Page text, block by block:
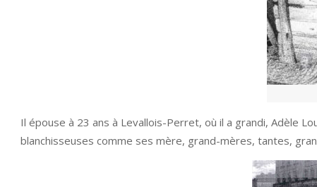
Il épouse à 23 ans à Levallois-Perret, où il a grandi, Adèle
blanchisseuses comme ses mère, grand-mères, tantes,